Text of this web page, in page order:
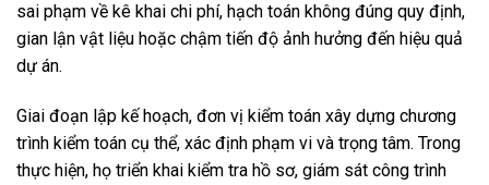
sai phạm về kê khai chi phí, hạch toán không đúng quy định,
gian lận vật liệu hoặc chậm tiến độ ảnh hưởng đến hiệu quả
dự án.
Giai đoạn lập kế hoạch, đơn vị kiểm toán xây dựng chương
trình kiểm toán cụ thể, xác định phạm vi và trọng tâm. Trong
thực hiện, họ triển khai kiểm tra hồ sơ, giám sát công trình